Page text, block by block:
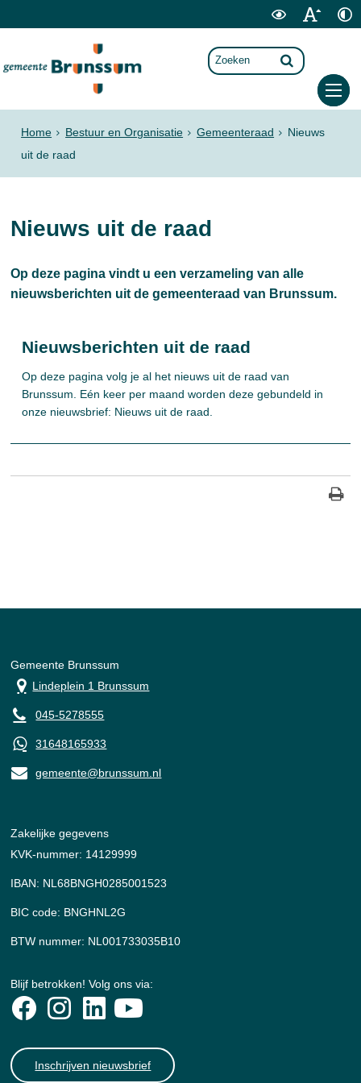
Home Bestuur en Organisatie Gemeenteraad
Nieuws
uit de raad
Nieuws uit de raad
Op deze pagina vindt u een verzameling van alle
nieuwsberichten uit de gemeenteraad van Brunssum.
Nieuwsberichten uit de raad
Op deze pagina volg je al het nieuws uit de raad van
Brunssum. Eén keer per maand worden deze gebundeld in
onze nieuwsbrief: Nieuws uit de raad.
Gemeente Brunssum
Lindeplein 1 Brunssum
045-5278555
31648165933
gemeente@brunssum.nl
Zakelijke gegevens
KVK-nummer: 14129999
IBAN: NL68BNGH0285001523
BIC code: BNGHNL2G
BTW nummer: NL001733035B10
Blijf betrokken! Volg ons via:
Inschrijven nieuwsbrief